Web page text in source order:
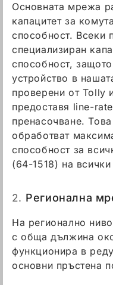
Основната мрежа
капацитет за
способност. Всеки
специализиран
способност,
устройство в
проверени от Tolly
предоставя line-
пренасочване.
обработват
способност за
(64-1518) на
2. Регионална
На регионално
с обща дължина
функционира в
основни пръстена